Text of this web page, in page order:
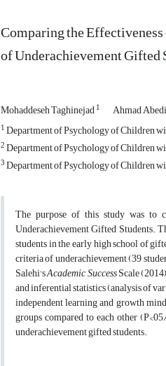
Comparing the
of Underachievement Gifted
Mohaddeseh Taghinejad1 Ahmad Abedi
1Department of Psychology of Children
2Department of Psychology of Children
3Department of Psychology of Children
The purpose of this study was to
Underachievement Gifted Students.
students in the early high school of
criteria of underachievement (39
Salehi'sAcademic SuccessScale
and inferential statistics (analysis of
independent learning and growth
groups compared to each other
underachievement gifted students.